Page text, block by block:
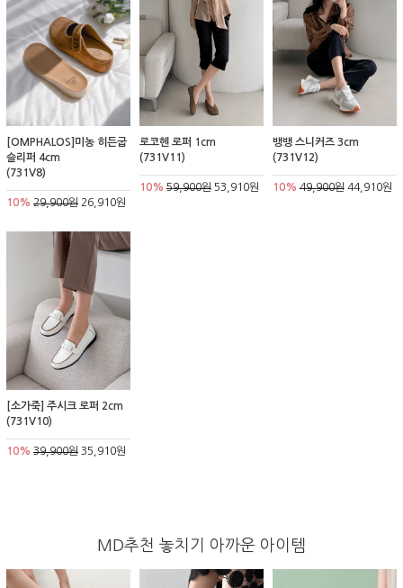
[OMPHALOS]미농 히든굽
슬리퍼 4cm
(731V8)
10% 29,900원 26,910원
로코헨 로퍼 1cm
(731V11)
10% 59,900원53,910원
뱅뱅 스니커즈 3cm
(731V12)
10% 49,900원44,910원
[소가죽] 주시크 로퍼 2cm
(731V10)
10% 39,900원 35,910원
MD추천 놓치기 아까운 아이템